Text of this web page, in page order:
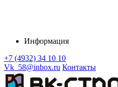
Информация
+7 (4932) 34 10 10
Vk_58@inbox.ru Контакты